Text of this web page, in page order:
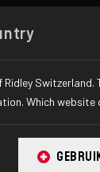
Switzerland.
Which website